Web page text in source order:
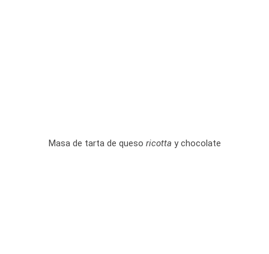
Masa de tarta de queso ricotta y chocolate